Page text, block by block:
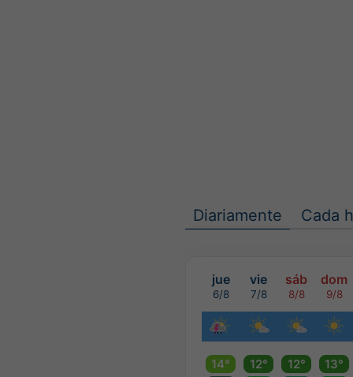
Diariamente Cada
jue vie sáb dom
6/8 7/8 8/8 9/8
14° 12° 12°
13°